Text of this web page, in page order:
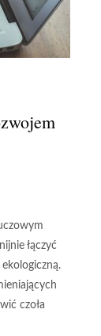
łączyć
czoła